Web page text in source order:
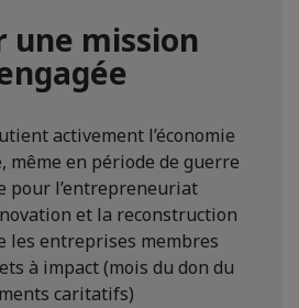
une mission
activement l’économie
même en période de guerre
pour l’entrepreneuriat
et la reconstruction
les entreprises membres
à impact (mois du don du
caritatifs)